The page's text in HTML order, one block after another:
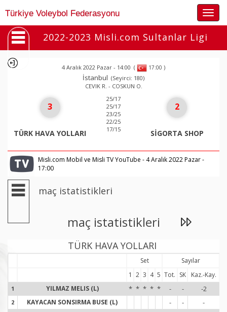
Türkiye Voleybol Federasyonu
2022-2023 Misli.com Sultanlar Ligi
4 Aralık 2022 Pazar - 14:00 ( 17:00 )
İstanbul (Seyirci: 180)
CEVIK R. - COSKUN O.
3
TÜRK HAVA YOLLARI
25/17
25/17
23/25
22/25
17/15
2
SİGORTA SHOP
Misli.com Mobil ve Misli TV YouTube - 4 Aralık 2022 Pazar -
17:00
maç istatistikleri
maç istatistikleri
TÜRK HAVA YOLLARI
Set
Sayılar
1 2 3 4 5 Tot. SK Kaz.-Kay.
1 YILMAZ MELIS (L) * * * * * - - -2
2 KAYACAN SONSIRMA BUSE (L) - - -